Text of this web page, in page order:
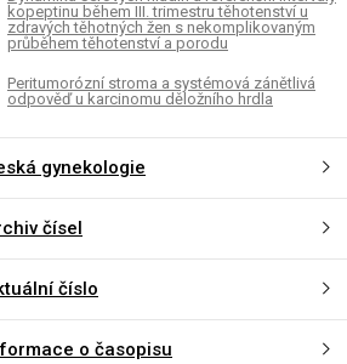
kopeptinu během III. trimestru těhotenství u
zdravých těhotných žen s nekomplikovaným
průběhem těhotenství a porodu
Peritumorózní stroma a systémová zánětlivá
odpověď u karcinomu děložního hrdla
gynekologie
čísel
číslo
o časopisu